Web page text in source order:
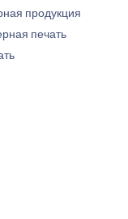
продукция
печать